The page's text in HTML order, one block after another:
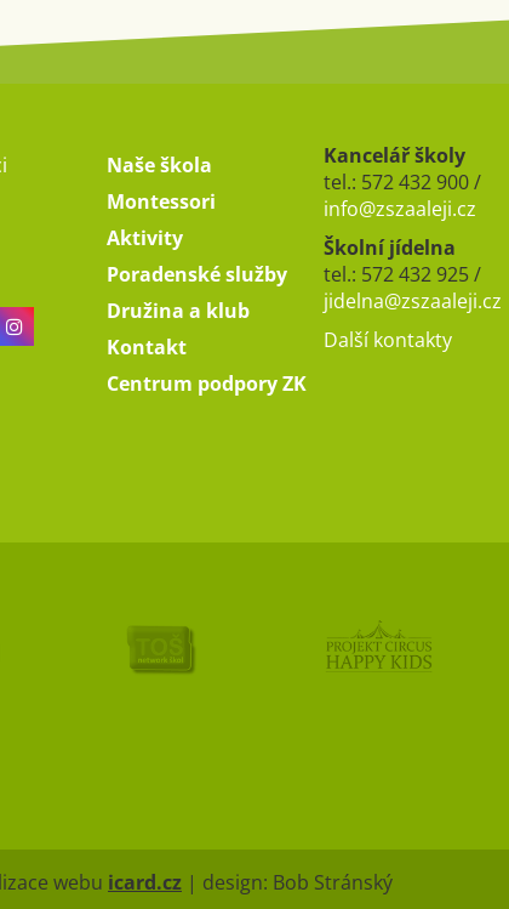
Naše škola
Montessori
Aktivity
Poradenské služby
Družina a klub
Kontakt
Centrum podpory ZK
Kancelář školy
tel.: 572 432 900 /
info@zszaaleji.cz
Školní jídelna
tel.: 572 432 925 /
jidelna@zszaaleji.cz
Další kontakty
webu icard.cz | design: Bob Stránský